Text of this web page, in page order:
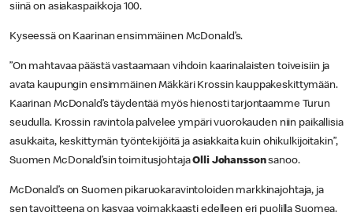
siinä on asiakaspaikkoja 100.
Kyseessä on Kaarinan ensimmäinen McDonald’s.
”On mahtavaa päästä vastaamaan vihdoin kaarinalaisten toiveisiin ja
avata kaupungin ensimmäinen Mäkkäri Krossin kauppakeskittymään.
Kaarinan McDonald’s täydentää myös hienosti tarjontaamme Turun
seudulla. Krossin ravintola palvelee ympäri vuorokauden niin paikallisia
asukkaita, keskittymän työntekijöitä ja asiakkaita kuin ohikulkijoitakin”,
Suomen McDonald’sin toimitusjohtajaOlli Johanssonsanoo.
McDonald’s on Suomen pikaruokaravintoloiden markkinajohtaja, ja
sen tavoitteena on kasvaa voimakkaasti edelleen eri puolilla Suomea.